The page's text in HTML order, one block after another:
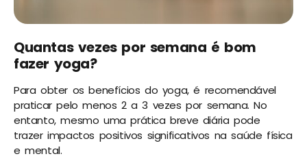
Quantas vezes por semana é bom
fazer yoga?
Para obter os benefícios do yoga, é recomendável
praticar pelo menos 2 a 3 vezes por semana. No
entanto, mesmo uma prática breve diária pode
trazer impactos positivos significativos na saúde física
e mental.